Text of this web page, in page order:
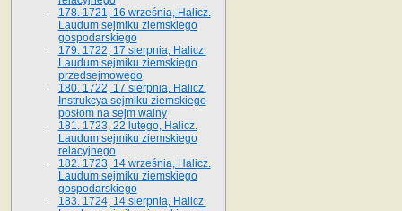
178. 1721, 16 września, Halicz.
Laudum sejmiku ziemskiego
gospodarskiego
179. 1722, 17 sierpnia, Halicz.
Laudum sejmiku ziemskiego
przedsejmowego
180. 1722, 17 sierpnia, Halicz.
Instrukcya sejmiku ziemskiego
posłom na sejm walny
181. 1723, 22 lutego, Halicz.
Laudum sejmiku ziemskiego
relacyjnego
182. 1723, 14 września, Halicz.
Laudum sejmiku ziemskiego
gospodarskiego
183. 1724, 14 sierpnia, Halicz.